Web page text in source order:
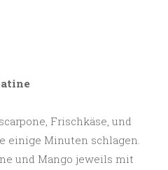
Frischkäse, und
einige Minuten schlagen.
und Mango jeweils mit